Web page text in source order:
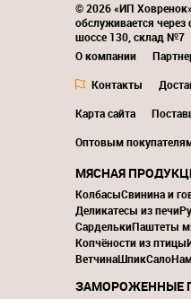
© 2026 «ИП
обслуживается через
шоссе 130, склад №7
О компании
Контакты
Карта сайта
Оптовым
МЯСНАЯ
КолбасыСвинина и
Деликатесы из печи
СарделькиПаштеты
Копчёности из птицы
ВетчинаШпикСало
ЗАМОРОЖЕННЫЕ